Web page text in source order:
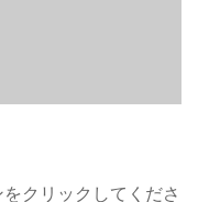
クリックしてくださ